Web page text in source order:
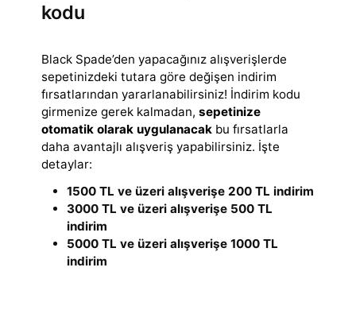
kodu
Black Spade’den yapacağınız alışverişlerde
sepetinizdeki tutara göre değişen indirim
fırsatlarından yararlanabilirsiniz! İndirim kodu
girmenize gerek kalmadan, sepetinize
otomatik olarak uygulanacak bu fırsatlarla
daha avantajlı alışveriş yapabilirsiniz. İşte
detaylar:
1500 TL ve üzeri alışverişe 200 TL indirim
3000 TL ve üzeri alışverişe 500 TL
indirim
5000 TL ve üzeri alışverişe 1000 TL
indirim